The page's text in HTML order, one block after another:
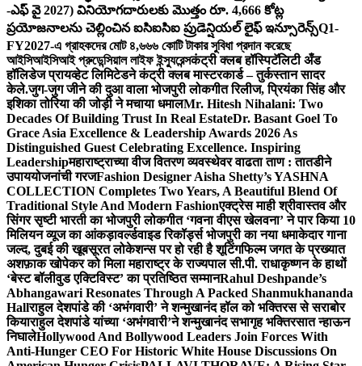
-ఎఫ్ వై 2027) వినియోగదారులకు మొత్తం రూ. 4,666 కోట్ల
ప్రయోజనాలను చెల్లించిన ఐసిఐసిఐ ప్రుడెన్షియల్ లైఫ్ ఇన్సూరెన్స్Q1-
FY2027-এ গ্রাহকদের মোট ৪,৬৬৬ কোটি টাকার সুবিধা প্রদান করেছে
আইসিআইসিআই প্রুডেন্সিয়াল লাইফ ইন্স্যুরেন্সकंट्री क्लब हॉस्पिटॅलिटी अँड
हॉलिडेज प्रायव्हेट लिमिटेडने कंट्री क्लब मास्टरकार्ड – तुर्कस्तान सादर
केले.जुग-जुग जीने की दुआ वाला भोजपुरी लोकगीत रिलीज, प्रियंका सिंह और
इशिका तोरिया की जोड़ी ने मचाया धमालMr. Hitesh Nihalani: Two
Decades Of Building Trust In Real EstateDr. Basant Goel To
Grace Asia Excellence & Leadership Awards 2026 As
Distinguished Guest Celebrating Excellence. Inspiring
Leadershipमहाराष्ट्राच्या वीज वितरण व्यवस्थेवर वाढता ताण : तातडीने
उपाययोजनांची गरजFashion Designer Aisha Shetty’s YASHNA
COLLECTION Completes Two Years, A Beautiful Blend Of
Traditional Style And Modern Fashionएक्ट्रेस माही श्रीवास्तव और
सिंगर सृष्टी भारती का भोजपुरी लोकगीत ‘गवना वीएस खेलवना’ ने पार किया 10
मिलियन व्यूज का आंकड़ावर्ल्डवाइड रिकॉर्ड्स भोजपुरी का नया धमाकेदार गाना
जल्द, दुबई की खूबसूरत लोकेशन्स पर हो रही है शूटिंगफिल्म जगत के प्रख्यात
अशफ़ाक खोपेकर को मिला महाराष्ट्र के राज्यपाल सी.पी. राधाकृष्णन के हाथों
‘बेस्ट बॉलीवुड एक्टिविस्ट’ का प्रतिष्ठित सम्मानRahul Deshpande’s
Abhangawari Resonates Through A Packed Shanmukhananda
Hallराहुल देशपांडे की ‘अभंगवारी’ ने शन्मुखानंद हॉल को भक्तिरस से सराबोर
कियाराहुल देशपांडे यांच्या ‘अभंगवारी’ने शन्मुखानंद सभागृह भक्तिरसात न्हाऊन
निघालेHollywood And Bollywood Leaders Join Forces With
Anti-Hunger CEO For Historic White House Discussions On